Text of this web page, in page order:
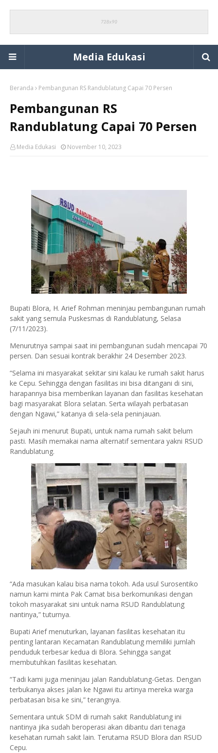
Media Edukasi
Beranda Pembangunan RS Randublatung Capai 70 Persen
Pembangunan RS
Randublatung Capai 70 Persen
Media Edukasi November 10, 2023
Bupati Blora, H. Arief Rohman meninjau pembangunan rumah
sakit yang semula Puskesmas di Randublatung, Selasa
(7/11/2023).
Menurutnya sampai saat ini pembangunan sudah mencapai 70
persen. Dan sesuai kontrak berakhir 24 Desember 2023.
“Selama ini masyarakat sekitar sini kalau ke rumah sakit harus
ke Cepu. Sehingga dengan fasilitas ini bisa ditangani di sini,
harapannya bisa memberikan layanan dan fasilitas kesehatan
bagi masyarakat Blora selatan. Serta wilayah perbatasan
dengan Ngawi,” katanya di sela-sela peninjauan.
Sejauh ini menurut Bupati, untuk nama rumah sakit belum
pasti. Masih memakai nama alternatif sementara yakni RSUD
Randublatung.
“Ada masukan kalau bisa nama tokoh. Ada usul Surosentiko
namun kami minta Pak Camat bisa berkomunikasi dengan
tokoh masyarakat sini untuk nama RSUD Randublatung
nantinya,” tuturnya.
Bupati Arief menuturkan, layanan fasilitas kesehatan itu
penting lantaran Kecamatan Randublatung memiliki jumlah
penduduk terbesar kedua di Blora. Sehingga sangat
membutuhkan fasilitas kesehatan.
“Tadi kami juga meninjau jalan Randublatung-Getas. Dengan
terbukanya akses jalan ke Ngawi itu artinya mereka warga
perbatasan bisa ke sini,” terangnya.
Sementara untuk SDM di rumah sakit Randublatung ini
nantinya jika sudah beroperasi akan dibantu dari tenaga
kesehatan rumah sakit lain. Terutama RSUD Blora dan RSUD
Cepu.